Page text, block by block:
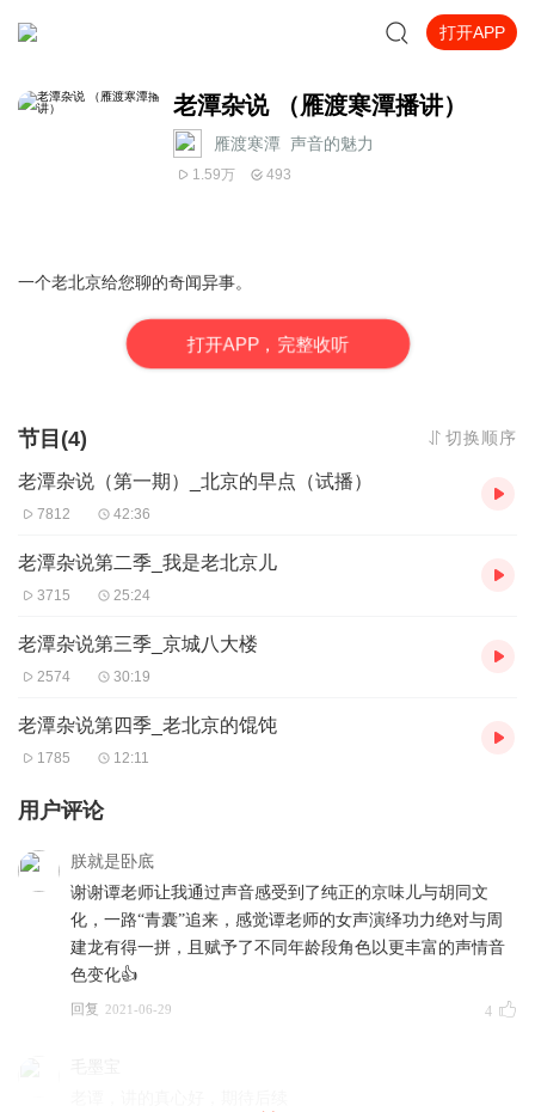
打开APP
老潭杂说 （雁渡寒潭播讲）
雁渡寒潭_声音的魅力
1.59万 493
一个老北京给您聊的奇闻异事。
打开APP，完整收听
节目(4) 切换顺序
老潭杂说（第一期）_北京的早点（试播）
7812 42:36
老潭杂说第二季_我是老北京儿
3715 25:24
老潭杂说第三季_京城八大楼
2574 30:19
老潭杂说第四季_老北京的馄饨
1785 12:11
用户评论
朕就是卧底
谢谢谭老师让我通过声音感受到了纯正的京味儿与胡同文
化，一路“青囊”追来，感觉谭老师的女声演绎功力绝对与周
建龙有得一拼，且赋予了不同年龄段角色以更丰富的声情音
色变化👍
回复 2021-06-29 4